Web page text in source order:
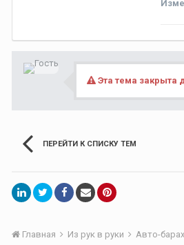
Эта тема закрыта
ПЕРЕЙТИ К СПИСКУ ТЕМ
Главная Из рук в руки Авто-